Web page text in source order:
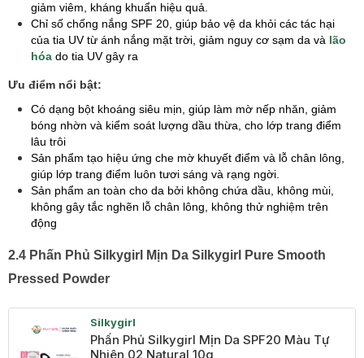
giảm viêm, kháng khuẩn hiệu quả.
Chỉ số chống nắng SPF 20, giúp bảo vệ da khỏi các tác hại
của tia UV từ ánh nắng mặt trời, giảm nguy cơ sạm da và lão
hóa do tia UV gây ra
Ưu điểm nổi bật:
Có dạng bột khoáng siêu mịn, giúp làm mờ nếp nhăn, giảm
bóng nhờn và kiểm soát lượng dầu thừa, cho lớp trang điểm
lâu trôi
Sản phẩm tạo hiệu ứng che mờ khuyết điểm và lỗ chân lông,
giúp lớp trang điểm luôn tươi sáng và rạng ngời.
Sản phẩm an toàn cho da bởi không chứa dầu, không mùi,
không gây tắc nghẽn lỗ chân lông, không thử nghiệm trên
động
2.4 Phấn Phủ Silkygirl Mịn Da Silkygirl Pure Smooth
Pressed Powder
Silkygirl
Phấn Phủ Silkygirl Mịn Da SPF20 Màu Tự
Nhiên 02 Natural 10g